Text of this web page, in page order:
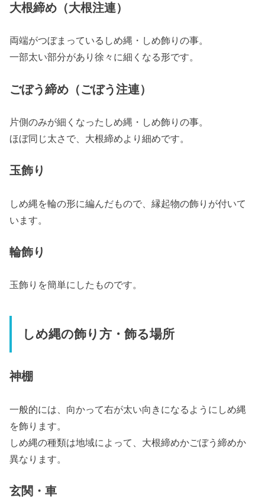
大根締め（大根注連）
両端がつぼまっているしめ縄・しめ飾りの事。
一部太い部分があり徐々に細くなる形です。
ごぼう締め（ごぼう注連）
片側のみが細くなったしめ縄・しめ飾りの事。
ほぼ同じ太さで、大根締めより細めです。
玉飾り
しめ縄を輪の形に編んだもので、縁起物の飾りが付いて
います。
輪飾り
玉飾りを簡単にしたものです。
しめ縄の飾り方・飾る場所
神棚
一般的には、向かって右が太い向きになるようにしめ縄
を飾ります。
しめ縄の種類は地域によって、大根締めかごぼう締めか
異なります。
玄関・車